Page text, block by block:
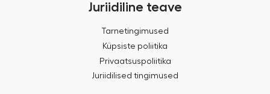
Juriidiline teave
Tarnetingimused
Küpsiste poliitika
Privaatsuspoliitika
Juriidilised tingimused